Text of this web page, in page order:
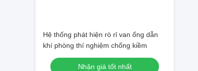
Hệ thống phát hiện rò rỉ van ống dẫn
khí phòng thí nghiệm chống kiềm
Nhận giá tốt nhất